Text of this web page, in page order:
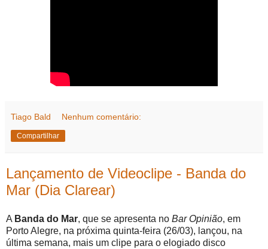
Tiago Bald Nenhum comentário:
Compartilhar
Lançamento de Videoclipe - Banda do
Mar (Dia Clarear)
A Banda do Mar, que se apresenta no Bar Opinião, em
Porto Alegre, na próxima quinta-feira (26/03), lançou, na
última semana, mais um clipe para o elogiado disco